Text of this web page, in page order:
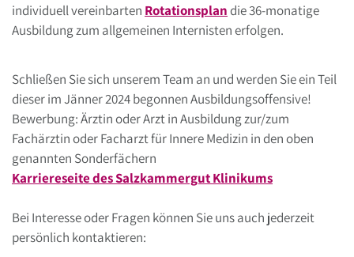
individuell vereinbarten Rotationsplan die 36-monatige
Ausbildung zum allgemeinen Internisten erfolgen.
Schließen Sie sich unserem Team an und werden Sie ein Teil
dieser im Jänner 2024 begonnen Ausbildungsoffensive!
Bewerbung: Ärztin oder Arzt in Ausbildung zur/zum
Fachärztin oder Facharzt für Innere Medizin in den oben
genannten Sonderfächern
Karriereseite des Salzkammergut Klinikums
Bei Interesse oder Fragen können Sie uns auch jederzeit
persönlich kontaktieren: